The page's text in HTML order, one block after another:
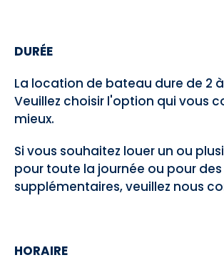
DURÉE
La location de bateau dure de 2
Veuillez choisir l'option qui vous
mieux.
Si vous souhaitez louer un ou
pour toute la journée ou pour des
supplémentaires, veuillez nous
HORAIRE